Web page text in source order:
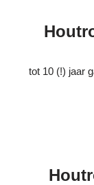
tot 10 (!) jaar